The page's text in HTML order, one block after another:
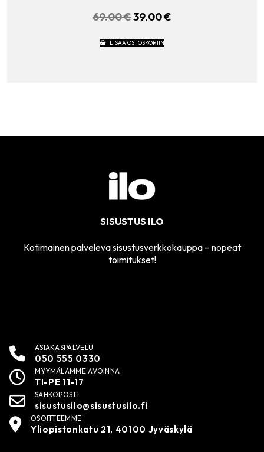
69.00€ALKUPERÄINEN
OLI:
69.00 €.
39.00€
LISÄÄ OSTOSKORIIN
SISUSTUS ILO
Kotimainen palveleva sisustusverkkokauppa – nopeat
toimitukset!
ASIAKASPALVELU
050 555 0330
MYYMÄLÄMME AVOINNA
TI-PE 11-17
SÄHKÖPOSTI
sisustusilo@sisustusilo.fi
OSOITTEEMME
Yliopistonkatu 21, 40100 Jyväskylä